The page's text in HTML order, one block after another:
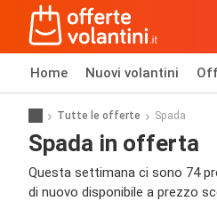
Home Nuovi volantini
Tutte le offerte Spada
Spada in offerta
Questa settimana ci sono 74
di nuovo disponibile a prezzo